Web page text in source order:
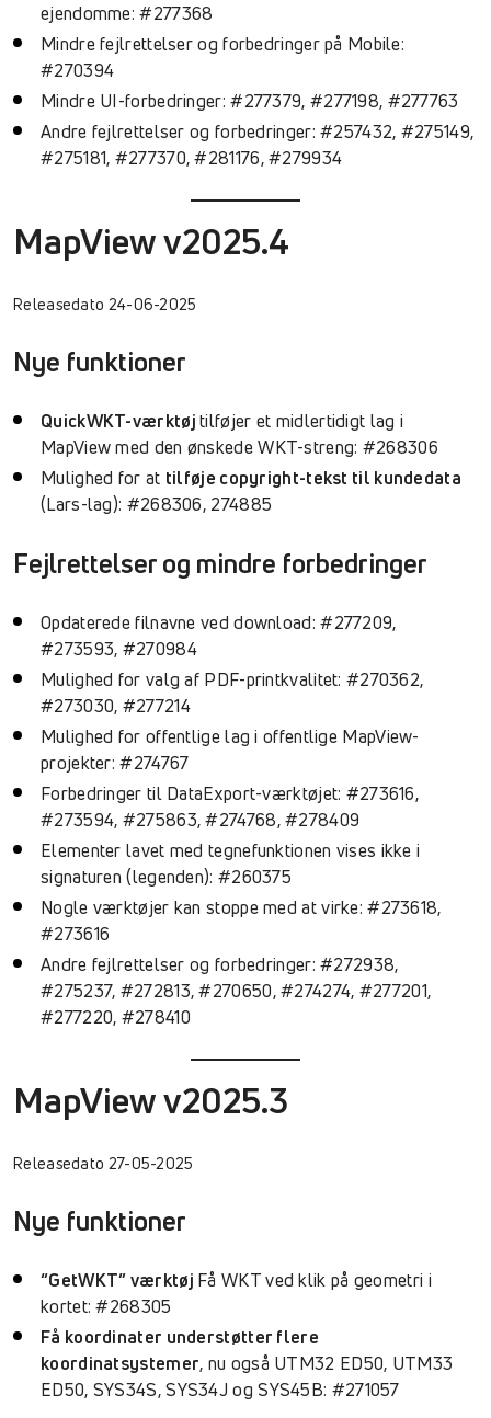
ejendomme: #277368
Mindre fejlrettelser og forbedringer på Mobile:
#270394
Mindre UI-forbedringer: #277379, #277198, #277763
Andre fejlrettelser og forbedringer: #257432, #275149,
#275181, #277370, #281176, #279934
MapView v2025.4
Releasedato 24-06-2025
Nye funktioner
QuickWKT-værktøjtilføjer et midlertidigt lag i
MapView med den ønskede WKT-streng: #268306
Mulighed for at tilføje copyright-tekst til kundedata
(Lars-lag): #268306, 274885
Fejlrettelser og mindre forbedringer
Opdaterede filnavne ved download: #277209,
#273593, #270984
Mulighed for valg af PDF-printkvalitet: #270362,
#273030, #277214
Mulighed for offentlige lag i offentlige MapView-
projekter: #274767
Forbedringer til DataExport-værktøjet: #273616,
#273594, #275863, #274768, #278409
Elementer lavet med tegnefunktionen vises ikke i
signaturen (legenden): #260375
Nogle værktøjer kan stoppe med at virke: #273618,
#273616
Andre fejlrettelser og forbedringer: #272938,
#275237, #272813, #270650, #274274, #277201,
#277220, #278410
MapView v2025.3
Releasedato 27-05-2025
Nye funktioner
“GetWKT” værktøj Få WKT ved klik på geometri i
kortet: #268305
Få koordinater understøtter flere
koordinatsystemer, nu også UTM32 ED50, UTM33
ED50, SYS34S, SYS34J og SYS45B: #271057